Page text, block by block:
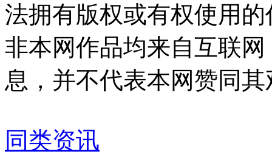
法拥有版权或有权使用
非本网作品均来自互联
息，并不代表本网赞同
同类资讯